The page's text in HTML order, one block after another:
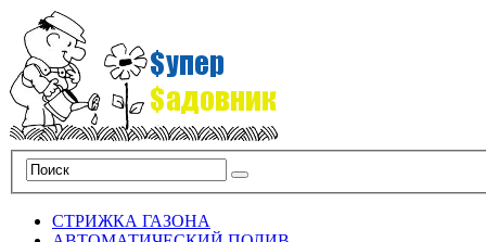
СТРИЖКА ГАЗОНА